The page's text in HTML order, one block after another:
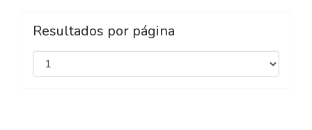
Resultados por página